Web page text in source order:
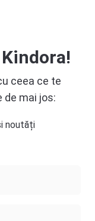
ceea ce te
de mai jos:
noutăți